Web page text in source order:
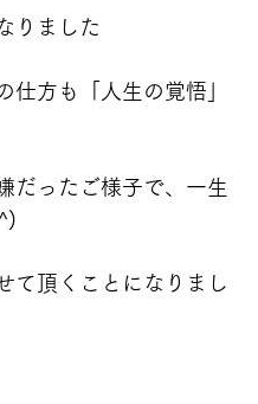
りました
方も「人生の覚悟」
だったご様子で、一生
て頂くことになりまし